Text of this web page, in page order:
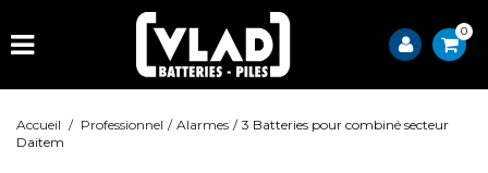
0
Accueil / Professionnel / Alarmes / 3 Batteries pour combiné secteur
Daitem